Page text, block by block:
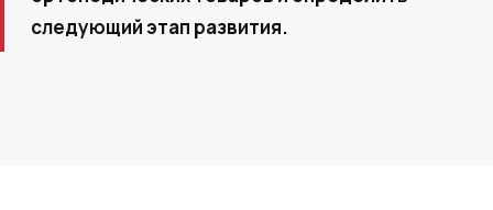
следующий этап развития.